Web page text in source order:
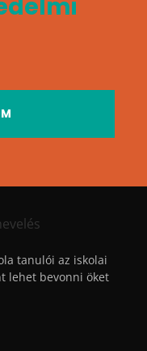
tanulói az iskolai
lehet bevonni öket